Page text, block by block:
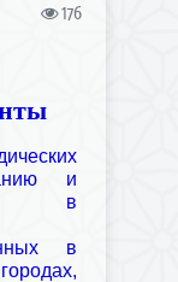
176
и
в
в